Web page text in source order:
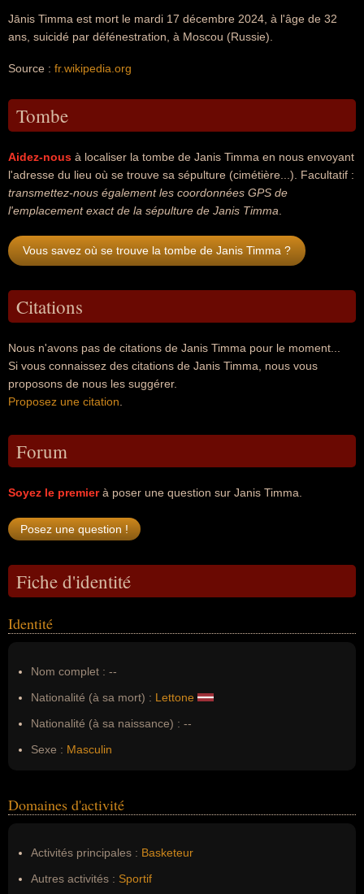
Jānis Timma est mort le mardi 17 décembre 2024, à l'âge de 32
ans, suicidé par défénestration, à Moscou (Russie).
Source : fr.wikipedia.org
Tombe
Aidez-nous à localiser la tombe de Janis Timma en nous envoyant
l'adresse du lieu où se trouve sa sépulture (cimétière...). Facultatif :
transmettez-nous également les coordonnées GPS de
l'emplacement exact de la sépulture de Janis Timma
Vous savez où se trouve la tombe de Janis Timma ?
Citations
Nous n'avons pas de citations de Janis Timma pour le moment...
Si vous connaissez des citations de Janis Timma, nous vous
proposons de nous les suggérer.
Proposez une citation
Forum
Soyez le premierà poser une question sur Janis Timma.
Fiche d'identité
Identité
Nom complet : --
Nationalité (à sa mort) : Lettone
Nationalité (à sa naissance) : --
Sexe : Masculin
Domaines d'activité
Activités principales : Basketeur
Autres activités : Sportif